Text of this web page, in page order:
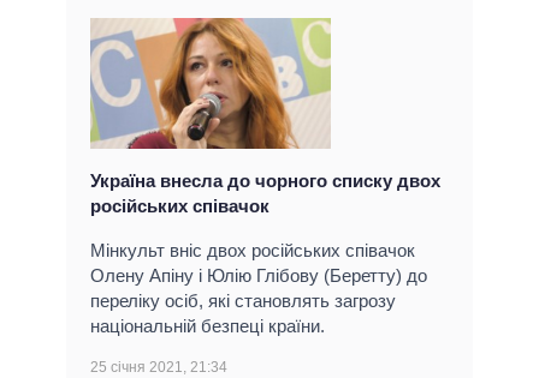
Україна внесла до чорного списку двох
російських співачок
Мінкульт вніс двох російських співачок
Олену Апіну і Юлію Глібову (Беретту) до
переліку осіб, які становлять загрозу
національній безпеці країни.
25 січня 2021, 21:34